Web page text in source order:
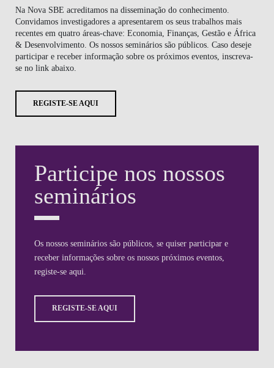
LIFE AT NOVA SBE
WHAT'S HAPPENING
Na Nova SBE acreditamos na disseminação do conhecimento.
Convidamos investigadores a apresentarem os seus trabalhos mais
recentes em quatro áreas-chave: Economia, Finanças, Gestão e África
& Desenvolvimento. Os nossos seminários são públicos. Caso deseje
participar e receber informação sobre os próximos eventos, inscreva-
se no link abaixo.
REGISTE-SE AQUI
Participe nos nossos
seminários
Os nossos seminários são públicos, se quiser participar e
receber informações sobre os nossos próximos eventos,
registe-se aqui.
REGISTE-SE AQUI